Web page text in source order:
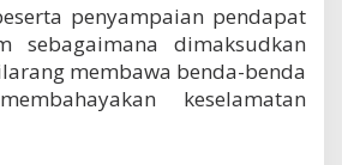
penyampaian pendapat
dimaksudkan
membawa benda-benda
keselamatan